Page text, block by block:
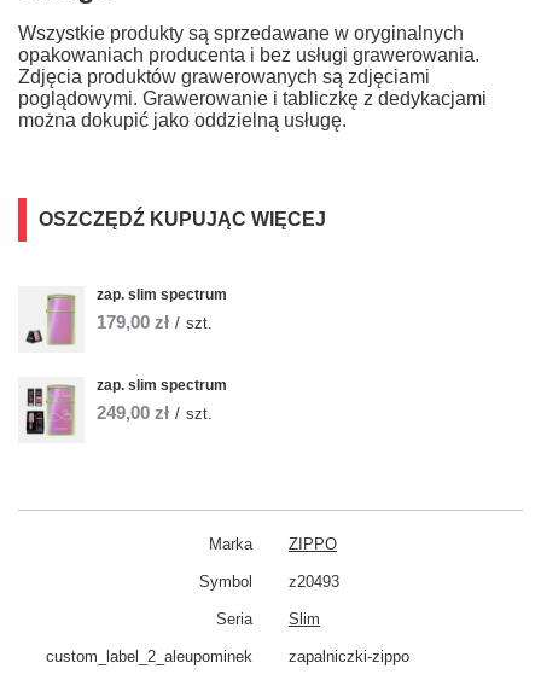
Wszystkie produkty są sprzedawane w oryginalnych
opakowaniach producenta i bez usługi grawerowania.
Zdjęcia produktów grawerowanych są zdjęciami
poglądowymi. Grawerowanie i tabliczkę z dedykacjami
można dokupić jako oddzielną usługę.
OSZCZĘDŹ KUPUJĄC WIĘCEJ
zap. slim spectrum
179,00 zł / szt.
zap. slim spectrum
249,00 zł / szt.
Marka ZIPPO
Symbol z20493
Seria Slim
custom_​label_​2_aleupominek zapalniczki-zippo